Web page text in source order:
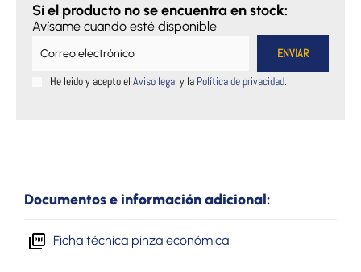
Si el producto no se encuentra en stock:
Avísame cuando esté disponible
He leido y acepto el Aviso legal y la Política de privacidad.
Documentos e información adicional:
Ficha técnica pinza económica